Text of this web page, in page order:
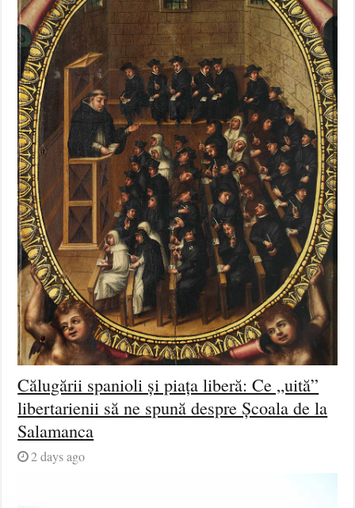
Călugării spanioli și piața liberă: Ce „uită”
libertarienii să ne spună despre Școala de la
Salamanca
2 days ago